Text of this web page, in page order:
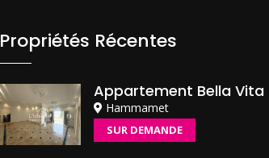
Propriétés Récentes
Appartement Bella Vita
Hammamet
SUR DEMANDE